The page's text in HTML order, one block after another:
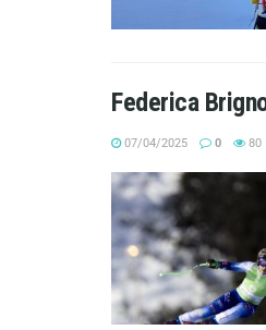
Federica
07/04/2025 0 80